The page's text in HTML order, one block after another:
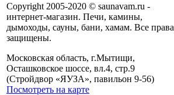
Copyright 2005-2020 © saunavam.ru -
интернет-магазин. Печи, камины,
дымоходы, сауны, бани, хамам. Все права
защищены.
Московская область, г.Мытищи,
Осташковское шоссе, вл.4, стр.9
(Стройдвор «ЯУЗА», павильон 9-56)
Посмотреть на карте